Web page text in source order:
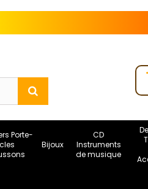
Porte-
cles
Bijoux
CD
Instruments
de musique